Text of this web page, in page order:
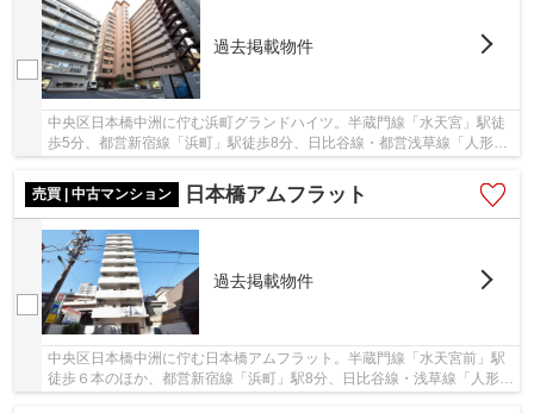
過去掲載物件
中央区日本橋中洲に佇む浜町グランドハイツ。半蔵門線「水天宮」駅徒
歩5分、都営新宿線「浜町」駅徒歩8分、日比谷線・都営浅草線「人形
売買 | 中古マンション
日本橋アムフラット
過去掲載物件
中央区日本橋中洲に佇む日本橋アムフラット。半蔵門線「水天宮前」駅
徒歩６本のほか、都営新宿線「浜町」駅8分、日比谷線・浅草線「人形